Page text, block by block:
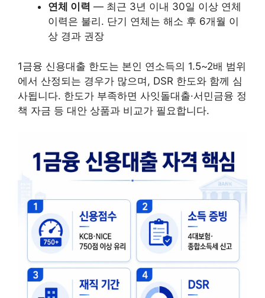
연체 이력 — 최근 3년 이내 30일 이상 연체
이력은 불리. 단기 연체는 해소 후 6개월 이
상 경과 권장
1금융 신용대출 한도는 본인 연소득의 1.5~2배 범위
에서 산정되는 경우가 많으며, DSR 한도와 함께 심
사됩니다. 한도가 부족하면 사잇돌대출·서민금융 정
책 자금 등 대안 상품과 비교가 필요합니다.